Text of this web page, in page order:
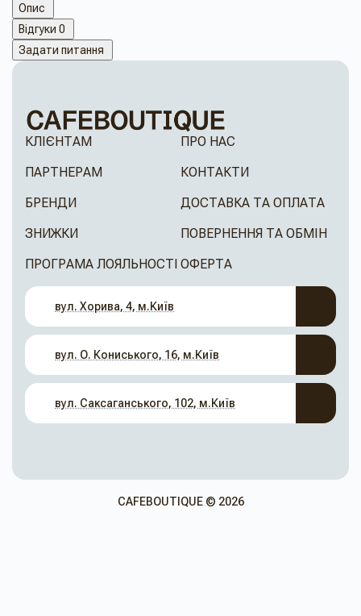
Опис
Відгуки 0
Задати питання
КЛІЄНТАМ
ПАРТНЕРАМ
БРЕНДИ
ЗНИЖКИ
ПРОГРАМА ЛОЯЛЬНОСТІ
ПРО НАС
КОНТАКТИ
ДОСТАВКА ТА ОПЛАТА
ПОВЕРНЕННЯ ТА ОБМІН
ОФЕРТА
вул. Хорива, 4, м.Київ
вул. О. Кониського, 16, м.Київ
вул. Саксаганського, 102, м.Київ
CAFEBOUTIQUE © 2026